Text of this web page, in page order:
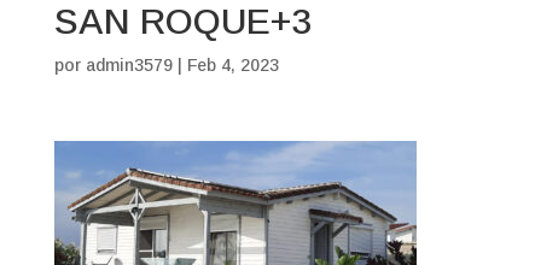
SAN ROQUE+3
por admin3579| Feb 4, 2023